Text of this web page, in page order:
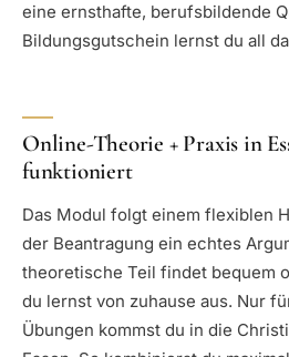
eine ernsthafte, berufsbildende
Bildungsgutschein lernst du all
Online-Theorie + Praxis in
funktioniert
Das Modul folgt einem flexiblen
der Beantragung ein echtes
theoretische Teil findet bequem
du lernst von zuhause aus. Nur
Übungen kommst du in die